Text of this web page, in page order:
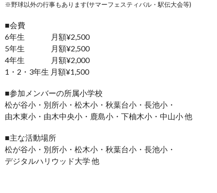
※野球以外の行事もあります(サマーフェスティバル・駅伝大会等)
■会費
6年生 月額¥2,500
5年生 月額¥2,500
4年生 月額¥2,000
1・2・3年生 月額¥1,500
■参加メンバーの所属小学校
松が谷小・別所小・松木小・秋葉台小・長池小・
由木東小・由木中央小・鹿島小・下柚木小・中山小 他
■主な活動場所
松が谷小・別所小・松木小・秋葉台小・長池小・
デジタルハリウッド大学 他